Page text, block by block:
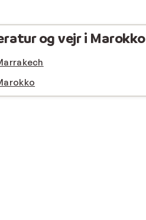
og vejr i Marokko